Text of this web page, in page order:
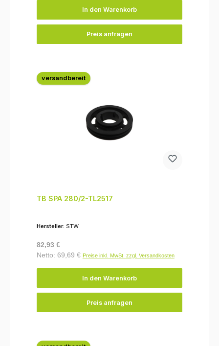
In den Warenkorb
Preis anfragen
versandbereit
TB SPA 280/2-TL2517
Hersteller: STW
Regulärer Preis:
82,93 €
Netto: 69,69 € Preise inkl. MwSt. zzgl. Versandkosten
In den Warenkorb
Preis anfragen